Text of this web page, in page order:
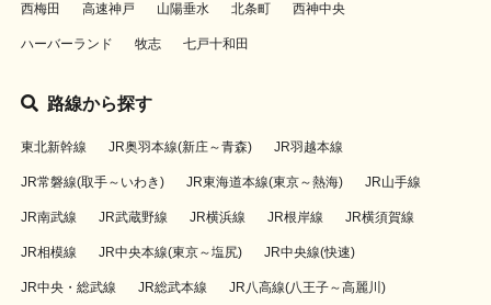
西梅田 高速神戸 山陽垂水 北条町 西神中央
ハーバーランド 牧志 七戸十和田
路線から探す
東北新幹線 JR奥羽本線(新庄～青森) JR羽越本線
JR常磐線(取手～いわき) JR東海道本線(東京～熱海) JR山手線
JR南武線 JR武蔵野線 JR横浜線 JR根岸線 JR横須賀線
JR相模線 JR中央本線(東京～塩尻) JR中央線(快速)
JR中央・総武線 JR総武本線 JR八高線(八王子～高麗川)